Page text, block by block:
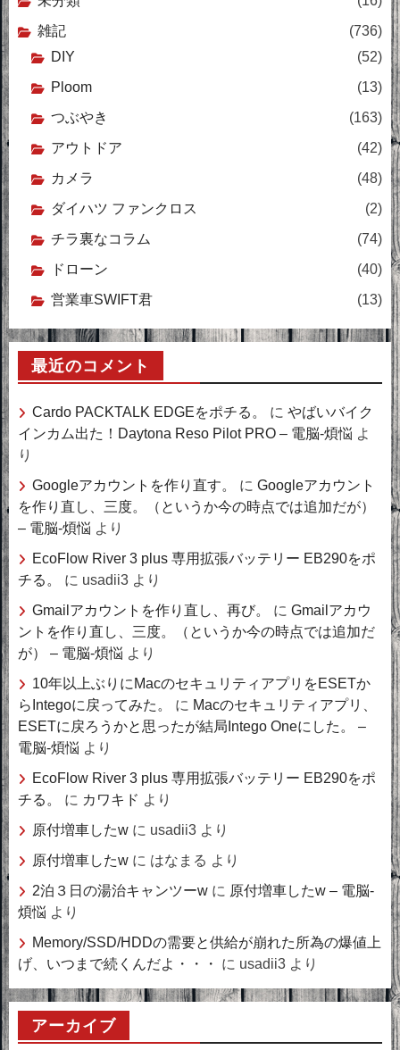
雑記
(736)
DIY
(52)
Ploom
(13)
つぶやき
(163)
アウトドア
(42)
カメラ
(48)
ダイハツ ファンクロス
(2)
チラ裏なコラム
(74)
ドローン
(40)
営業車SWIFT君
(13)
最近のコメント
Cardo PACKTALK EDGEをポチる。 に やばいバイク
インカム出た！Daytona Reso Pilot PRO – 電脳-煩悩 よ
り
Googleアカウントを作り直す。
に Googleアカウント
を作り直し、三度。（というか今の時点では追加だが）
– 電脳-煩悩 より
EcoFlow River 3 plus 専用拡張バッテリー EB290をポ
チる。
に usadii3 より
Gmailアカウントを作り直し、再び。
に Gmailアカウ
ントを作り直し、三度。（というか今の時点では追加だ
が） – 電脳-煩悩 より
10年以上ぶりにMacのセキュリティアプリをESETか
らIntegoに戻ってみた。
に Macのセキュリティアプリ、
ESETに戻ろうかと思ったが結局Intego Oneにした。 –
電脳-煩悩 より
EcoFlow River 3 plus 専用拡張バッテリー EB290をポ
チる。
に カワキド より
原付増車したw に usadii3 より
原付増車したw に はなまる より
2泊３日の湯治キャンツーw に 原付増車したw – 電脳-
煩悩 より
Memory/SSD/HDDの需要と供給が崩れた所為の爆値上
げ、いつまで続くんだよ・・・
に usadii3 より
アーカイブ